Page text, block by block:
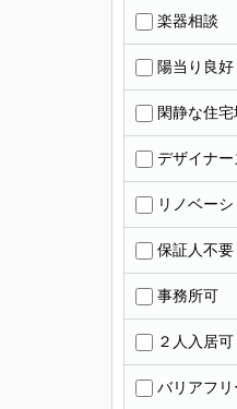
楽器相談
陽当り良好
閑静な住宅
デザイナー
リノベー
保証人不要
事務所可
２人入居可
バリアフリ